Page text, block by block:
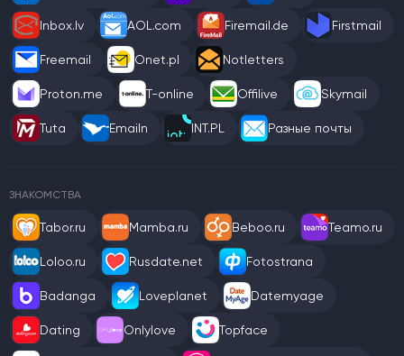
Inbox.lv AOL.com Firemail.de Firstmail
Freemail Onet.pl Notletters
Proton.me T-online Offilive Skymail
Tuta Emailn INT.PL Разные почты
ЗНАКОМСТВА
Tabor.ru Mamba.ru Beboo.ru Teamo.ru
Loloo.ru Rusdate.net Fotostrana
Badanga Loveplanet Datemyage
Dating Onlylove Topface